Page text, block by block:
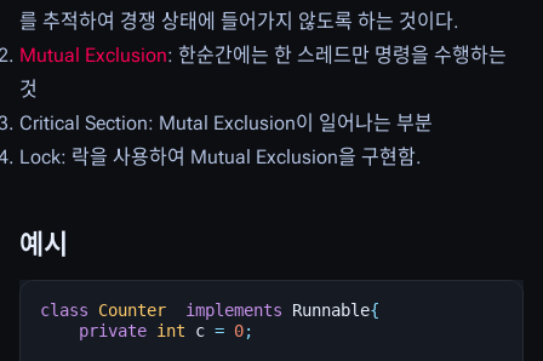
를 추적하여 경쟁 상태에 들어가지 않도록 하는 것이다.
Mutual Exclusion: 한순간에는 한 스레드만 명령을 수행하는
것
Critical Section: Mutal Exclusion이 일어나는 부분
Lock: 락을 사용하여 Mutual Exclusion을 구현함.
예시
class Counter implements Runnable{
private int c = 0;